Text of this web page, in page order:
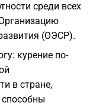
среди всех
(ОЭСР).
курение по-
в стране,